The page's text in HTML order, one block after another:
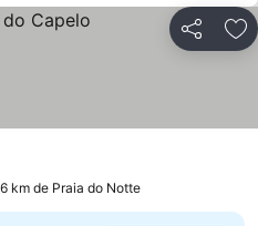
Partilhar
km de Praia do Notte